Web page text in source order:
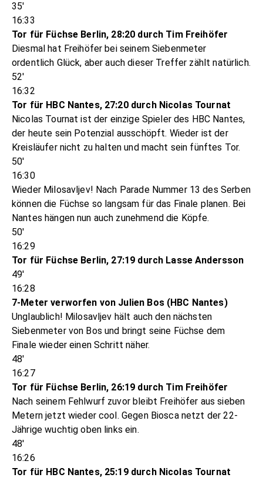
35'
16:33
Tor für Füchse Berlin, 28:20 durch Tim Freihöfer
Diesmal hat Freihöfer bei seinem Siebenmeter
ordentlich Glück, aber auch dieser Treffer zählt natürlich.
52'
16:32
Tor für HBC Nantes, 27:20 durch Nicolas Tournat
Nicolas Tournat ist der einzige Spieler des HBC Nantes,
der heute sein Potenzial ausschöpft. Wieder ist der
Kreisläufer nicht zu halten und macht sein fünftes Tor.
50'
16:30
Wieder Milosavljev! Nach Parade Nummer 13 des Serben
können die Füchse so langsam für das Finale planen. Bei
Nantes hängen nun auch zunehmend die Köpfe.
50'
16:29
Tor für Füchse Berlin, 27:19 durch Lasse Andersson
49'
16:28
7-Meter verworfen von Julien Bos (HBC Nantes)
Unglaublich! Milosavljev hält auch den nächsten
Siebenmeter von Bos und bringt seine Füchse dem
Finale wieder einen Schritt näher.
48'
16:27
Tor für Füchse Berlin, 26:19 durch Tim Freihöfer
Nach seinem Fehlwurf zuvor bleibt Freihöfer aus sieben
Metern jetzt wieder cool. Gegen Biosca netzt der 22-
Jährige wuchtig oben links ein.
48'
16:26
Tor für HBC Nantes, 25:19 durch Nicolas Tournat